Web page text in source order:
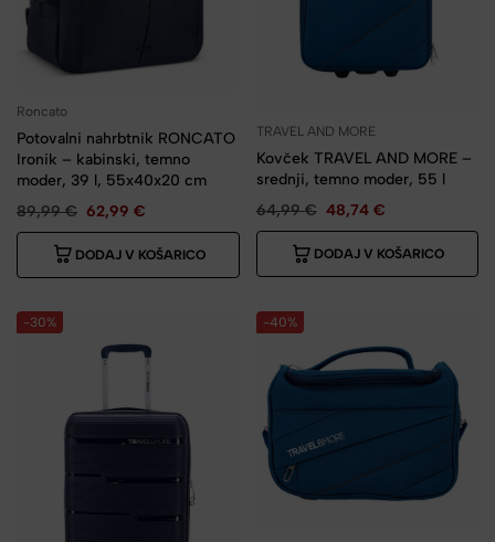
Roncato
Potovalni nahrbtnik RONCATO
Ironik – kabinski, temno
moder, 39 l, 55x40x20 cm
89,99€ 62,99 €
DODAJ V KOŠARICO
TRAVEL AND MORE
Kovček TRAVEL AND MORE –
srednji, temno moder, 55 l
64,99€ 48,74 €
DODAJ V KOŠARICO
-30% -40%